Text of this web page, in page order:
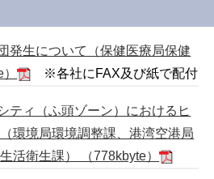
発生について（保健医療局保健
）
※各社にFAX及び紙で配付
ティ（ふ頭ゾーン）におけるヒ
環境局環境調整課、港湾空港局
活衛生課） （778kbyte）